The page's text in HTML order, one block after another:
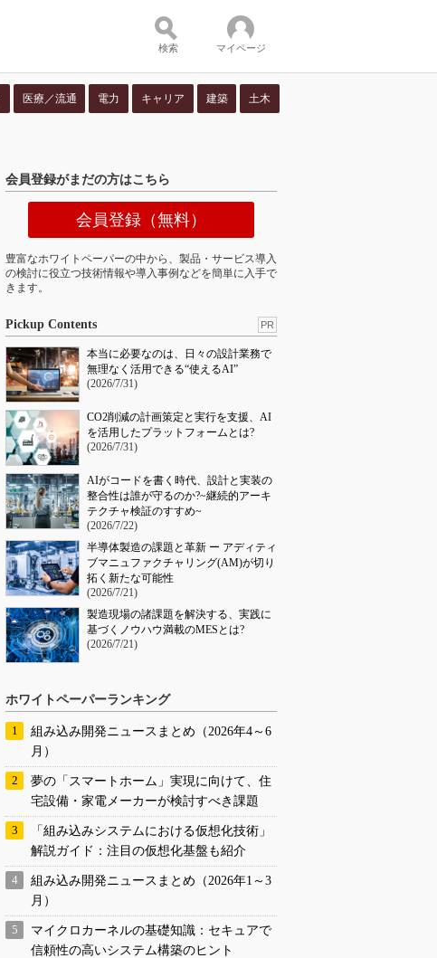
検索 マイページ
医療／流通 電力 キャリア 建築 土木
会員登録がまだの方はこちら
会員登録（無料）
豊富なホワイトペーパーの中から、製品・サービス導入
の検討に役立つ技術情報や導入事例などを簡単に入手で
きます。
Pickup Contents PR
本当に必要なのは、日々の設計業務で
無理なく活用できる“使えるAI”
(2026/7/31)
CO2削減の計画策定と実行を支援、AI
を活用したプラットフォームとは?
(2026/7/31)
AIがコードを書く時代、設計と実装の
整合性は誰が守るのか?~継続的アーキ
テクチャ検証のすすめ~
(2026/7/22)
半導体製造の課題と革新 ー アディティ
ブマニュファクチャリング(AM)が切り
拓く新たな可能性
(2026/7/21)
製造現場の諸課題を解決する、実践に
基づくノウハウ満載のMESとは?
(2026/7/21)
ホワイトペーパーランキング
組み込み開発ニュースまとめ（2026年4～6
月）
夢の「スマートホーム」実現に向けて、住
宅設備・家電メーカーが検討すべき課題
「組み込みシステムにおける仮想化技術」
解説ガイド：注目の仮想化基盤も紹介
組み込み開発ニュースまとめ（2026年1～3
月）
マイクロカーネルの基礎知識：セキュアで
信頼性の高いシステム構築のヒント